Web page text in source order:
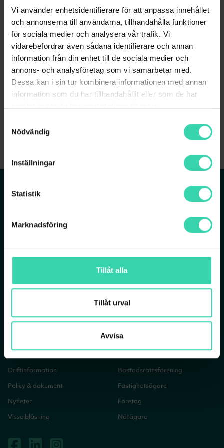
Vi använder enhetsidentifierare för att anpassa innehållet
och annonserna till användarna, tillhandahålla funktioner
för sociala medier och analysera vår trafik. Vi
vidarebefordrar även sådana identifierare och annan
information från din enhet till de sociala medier och
annons- och analysföretag som vi samarbetar med.
Dessa kan i sin tur kombinera informationen med annan
information som du har tillhandahållit eller som de har
Nödvändig
Inställningar
Statistik
Marknadsföring
Tillåt alla
Tillåt urval
Avvisa
SMATV-avtal med eget CAS
SMATV-Avtal med eget CAS som tecknas mellan Sappa
och Operatören (så som kommunala energibolag,
privata kabel-TV företag mfl). Detta avtal innefattar
nedan Allmänna Villkor och bilagor:
Bilaga 2 Kanalplatslista
Tjänster
Bredband via fiber
TV- och bredbandspaket
Streamingtjänster
Sappagruppen
Driftinformation
Policy & dokument
Nyheter
Visselblåsning
Vem är du?
Bostadsrättsförening
Fastighetsägare
Företag
Nätägare